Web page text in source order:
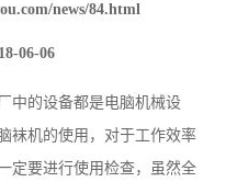
news/84.html
06-06
中的设备都是电脑机械设
袜机的使用，对于工作效率
定要进行使用检查，虽然全